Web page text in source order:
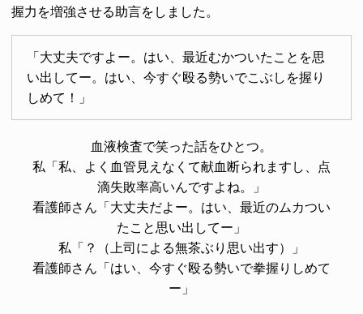
握力を増強させる助言をしました。
「大丈夫ですよー。はい、最近むかついたことを思
い出してー。はい、今すぐ殴る勢いでこぶしを握り
しめて！」
血液検査で笑った話をひとつ。
私「私、よく血管見えなくて献血断られますし、点
滴失敗率高いんですよね。」
看護師さん「大丈夫だよー。はい、最近のムカつい
たこと思い出してー」
私「？（上司による無茶ぶり思い出す）」
看護師さん「はい、今すぐ殴る勢いで拳握りしめて
ー」